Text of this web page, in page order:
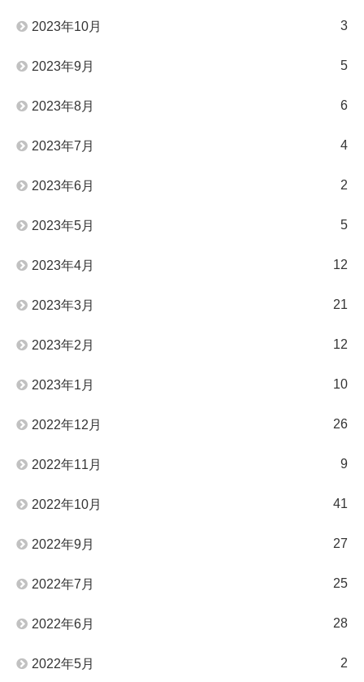
2023年10月 3
2023年9月 5
2023年8月 6
2023年7月 4
2023年6月 2
2023年5月 5
2023年4月 12
2023年3月 21
2023年2月 12
2023年1月 10
2022年12月 26
2022年11月 9
2022年10月 41
2022年9月 27
2022年7月 25
2022年6月 28
2022年5月 2